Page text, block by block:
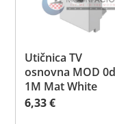
Utičnica TV
osnovna MOD
1M Mat White
6,33€